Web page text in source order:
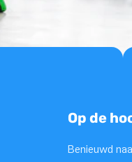
Op de
Benieuwd